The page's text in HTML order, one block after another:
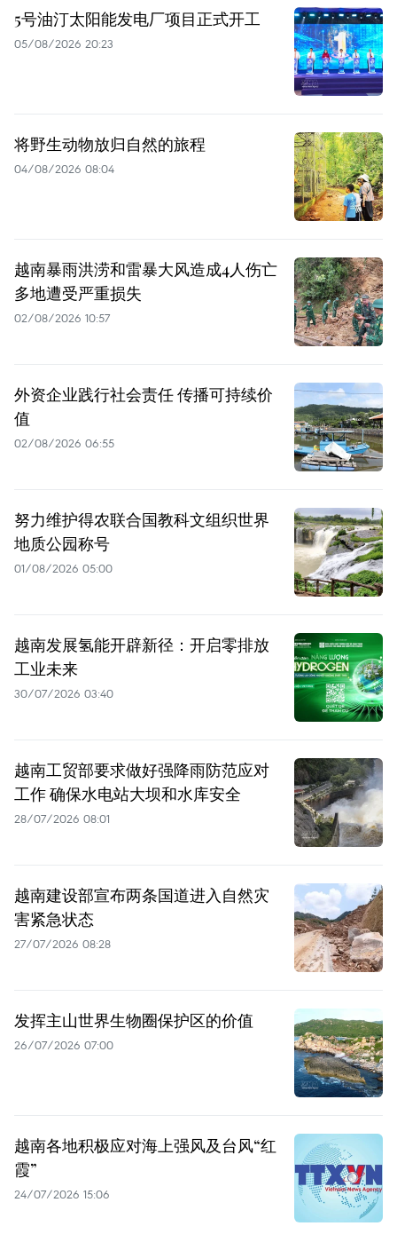
5号油汀太阳能发电厂项目正式开工
05/08/2026 20:23
将野生动物放归自然的旅程
04/08/2026 08:04
越南暴雨洪涝和雷暴大风造成4人伤亡
多地遭受严重损失
02/08/2026 10:57
外资企业践行社会责任 传播可持续价
值
02/08/2026 06:55
努力维护得农联合国教科文组织世界
地质公园称号
01/08/2026 05:00
越南发展氢能开辟新径：开启零排放
工业未来
30/07/2026 03:40
越南工贸部要求做好强降雨防范应对
工作 确保水电站大坝和水库安全
28/07/2026 08:01
越南建设部宣布两条国道进入自然灾
害紧急状态
27/07/2026 08:28
发挥主山世界生物圈保护区的价值
26/07/2026 07:00
越南各地积极应对海上强风及台风“红
霞”
24/07/2026 15:06